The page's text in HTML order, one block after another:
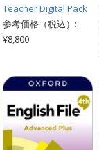
Teacher Digital Pack
参考価格（税込）:
¥8,800